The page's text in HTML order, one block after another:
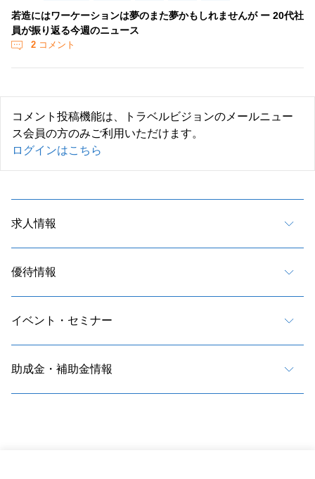
若造にはワーケーションは夢のまた夢かもしれませんが ー 20代社
員が振り返る今週のニュース
2 コメント
コメント投稿機能は、トラベルビジョンのメールニュー
ス会員の方のみご利用いただけます。
ログインはこちら
求人情報
優待情報
イベント・セミナー
助成金・補助金情報